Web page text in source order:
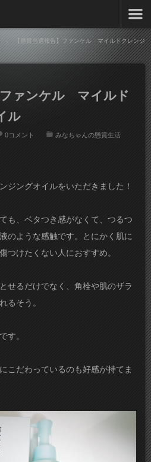
【懸賞当選報告】ファンケル マイルドクレンジ
ファンケル マイルド
ル
0コメント
みなちゃんの懸賞生活
ジングオイルをいただきました！
も、ベタつき感がなくて、つるつ
のような感触です。とにかく肌に
つけたくない人におすすめ。
せるだけでなく、角栓や肌のザラ
るそう。
す。
こだわっているのも好感が持てま